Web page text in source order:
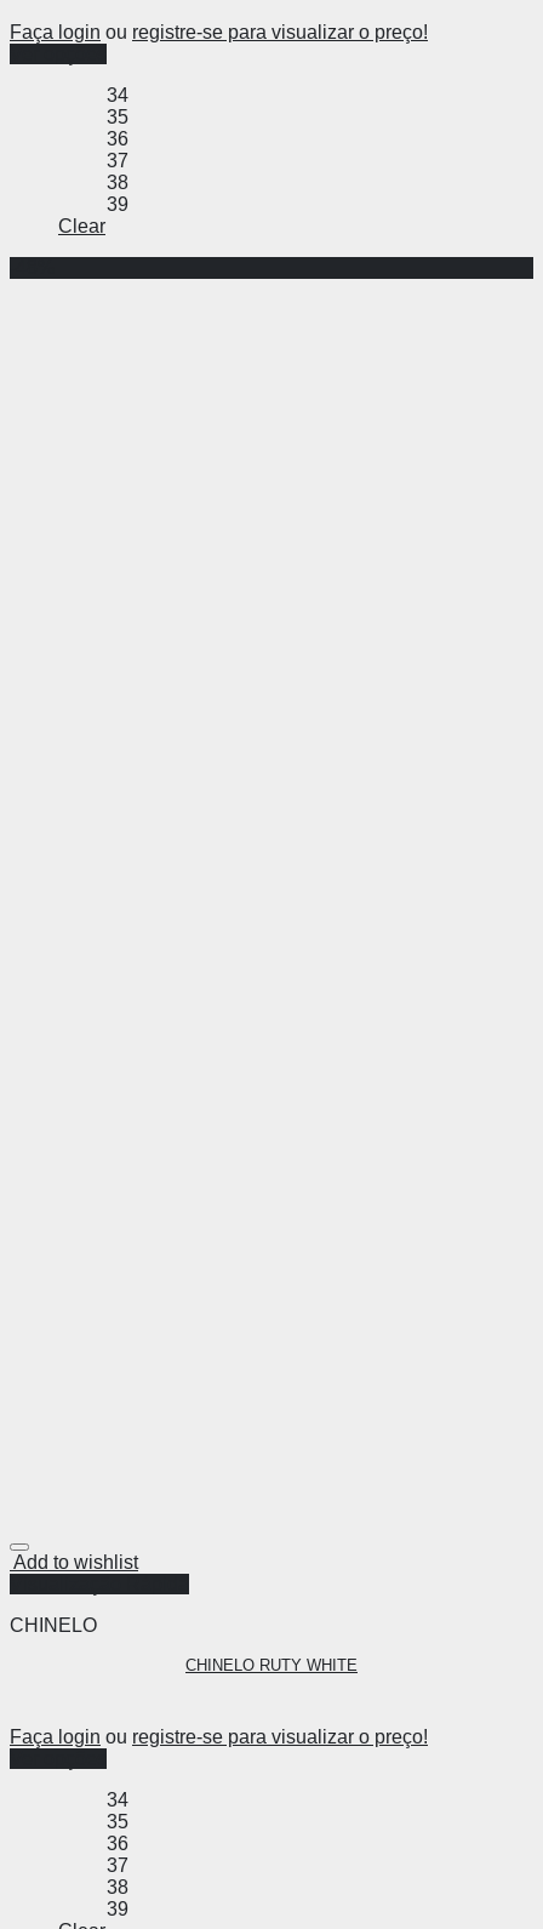
Faça login ou registre-se para visualizar o preço!
34
35
36
37
38
39
Clear
Add to wishlist
CHINELO
CHINELO RUTY WHITE
Faça login ou registre-se para visualizar o preço!
34
35
36
37
38
39